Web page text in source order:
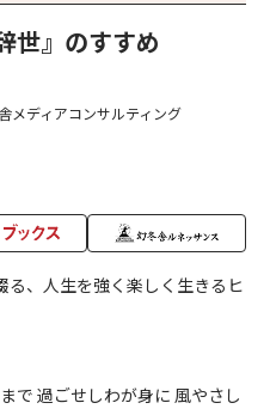
世』のすすめ
メディアコンサルティング
、人生を強く楽しく生きるヒ
で 過ごせしわが身に 風やさし